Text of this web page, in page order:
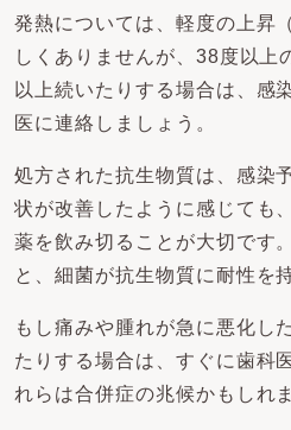
発熱については、軽度の上昇
しくありませんが、38度以上
以上続いたりする場合は、感
医に連絡しましょう。
処方された抗生物質は、感染
状が改善したように感じても
薬を飲み切ることが大切です
と、細菌が抗生物質に耐性を
もし痛みや腫れが急に悪化し
たりする場合は、すぐに歯科
れらは合併症の兆候かもしれ